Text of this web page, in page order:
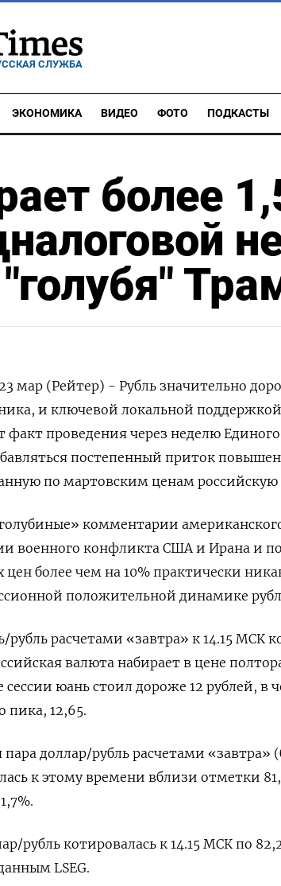
СЛУЖБА
ЭКОНОМИКА ВИДЕО ФОТО ПОДКАСТЫ
более
мар (Рейтер) - Рубль значительно
и ключевой локальной
факт проведения через неделю
постепенный приток
по мартовским ценам российскую
‌комментарии
военного конфликта США и Ирана и
более чем на 10% практически
положительной динамике
рубль расчетами «завтра» к 14.15 МСК
валюта ​набирает в цене
юань стоил дороже 12 рублей, в
пика, 12,65.
доллар/рубль ‌расчетами
к этому времени ‌вблизи отметки
рубль котировалась к 14.15 МСК по
LSEG.